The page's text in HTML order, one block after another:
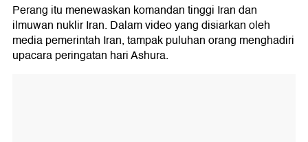
Perang itu menewaskan komandan tinggi Iran dan
ilmuwan nuklir Iran. Dalam video yang disiarkan oleh
media pemerintah Iran, tampak puluhan orang menghadiri
upacara peringatan hari Ashura.